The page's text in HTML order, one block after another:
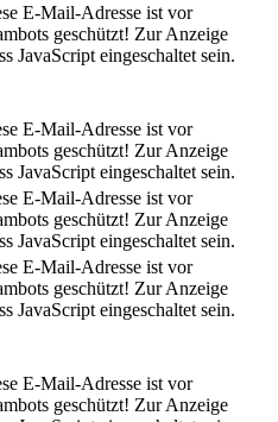
E-Mail-Adresse ist vor
geschützt! Zur Anzeige
JavaScript eingeschaltet sein.
E-Mail-Adresse ist vor
geschützt! Zur Anzeige
JavaScript eingeschaltet sein.
E-Mail-Adresse ist vor
geschützt! Zur Anzeige
JavaScript eingeschaltet sein.
E-Mail-Adresse ist vor
geschützt! Zur Anzeige
JavaScript eingeschaltet sein.
E-Mail-Adresse ist vor
geschützt! Zur Anzeige